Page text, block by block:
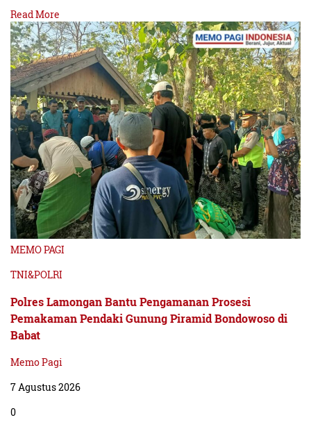
Read More
MEMO PAGI
TNI&POLRI
Polres Lamongan Bantu Pengamanan Prosesi
Pemakaman Pendaki Gunung Piramid Bondowoso di
Babat
Memo Pagi
7 Agustus 2026
0